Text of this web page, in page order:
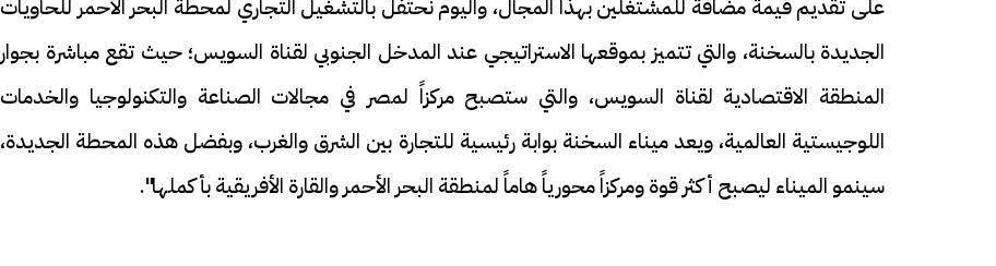
على تقديم قيمة مضافة للمشتغلين بهذا المجال، واليوم نحتفل بالتشغيل التجاري لمحطة البحر الأحمر للحاويات
الجديدة بالسخنة، والتي تتميز بموقعها الاستراتيجي عند المدخل الجنوبي لقناة السويس؛ حيث تقع مباشرة بجوار
المنطقة الاقتصادية لقناة السويس، والتي ستصبح مركزاً لمصر في مجالات الصناعة والتكنولوجيا والخدمات
اللوجيستية العالمية، ويعد ميناء السخنة بوابة رئيسية للتجارة بين الشرق والغرب، وبفضل هذه المحطة الجديدة،
سينمو الميناء ليصبح أكثر قوة ومركزاً محورياً هاماً لمنطقة البحر الأحمر والقارة الأفريقية بأكملها".